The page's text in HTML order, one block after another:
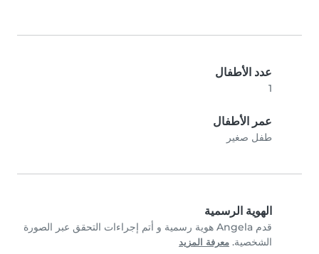
عدد الأطفال
1
عمر الأطفال
طفل صغير
الهوية الرسمية
قدم Angela هوية رسمية و أتم إجراءات التحقق عبر الصورة
الشخصية. معرفة المزيد